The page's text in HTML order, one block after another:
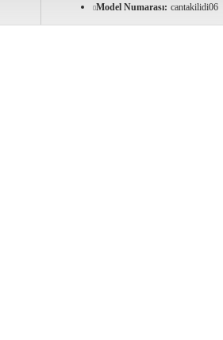
Model Numarası: cantakilidi06